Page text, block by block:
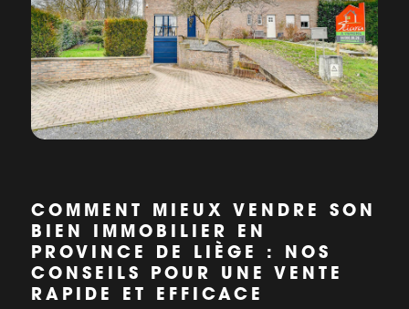
COMMENT MIEUX VENDRE SON
BIEN IMMOBILIER EN
PROVINCE DE LIÈGE : NOS
CONSEILS POUR UNE VENTE
RAPIDE ET EFFICACE